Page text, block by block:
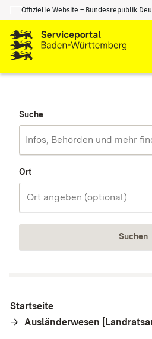
Zum Inhalt springen
Zur Suche springen
Offizielle Website – Bundesrepublik
Suche
Ort
Suchen
Startseite
Ausländerwesen